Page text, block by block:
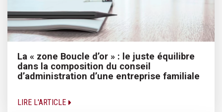
La « zone Boucle d’or » : le juste équilibre
dans la composition du conseil
d’administration d’une entreprise familiale
LIRE L'ARTICLE